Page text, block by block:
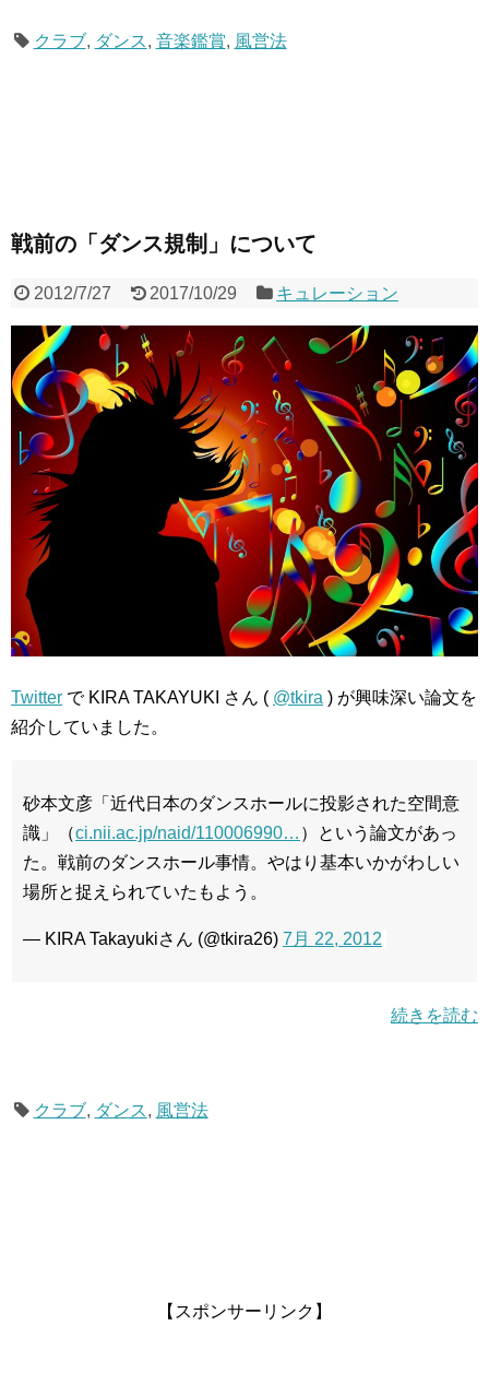
クラブ, ダンス, 音楽鑑賞, 風営法
戦前の「ダンス規制」について
2012/7/27 2017/10/29 キュレーション
Twitter で KIRA TAKAYUKI さん ( @tkira ) が興味深い論文を
紹介していました。
砂本文彦「近代日本のダンスホールに投影された空間意
識」（ci.nii.ac.jp/naid/110006990… ）という論文があっ
た。戦前のダンスホール事情。やはり基本いかがわしい
場所と捉えられていたもよう。
— KIRA Takayukiさん (@tkira26) 7月 22, 2012
続きを読む
クラブ, ダンス, 風営法
【スポンサーリンク】